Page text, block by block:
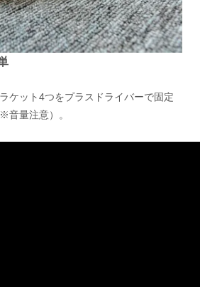
ケット4つをプラスドライバーで固定
音量注意）。